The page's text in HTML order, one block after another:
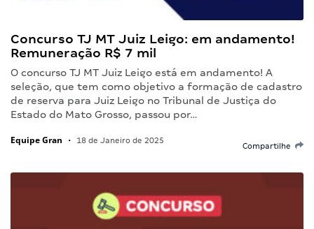
Concurso TJ MT Juiz Leigo: em andamento!
Remuneração R$ 7 mil
O concurso TJ MT Juiz Leigo está em andamento! A
seleção, que tem como objetivo a formação de cadastro
de reserva para Juiz Leigo no Tribunal de Justiça do
Estado do Mato Grosso, passou por…
Equipe Gran • 18 de Janeiro de 2025
Compartilhe